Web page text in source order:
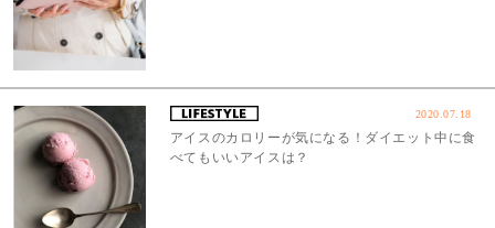
2020.07.18
アイスのカロリーが気になる！ダイエット中に食
べてもいいアイスは？